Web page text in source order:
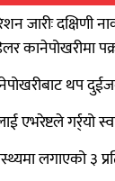
जारीः दक्षिणी
कानेपोखरीमा
थप
एभरेष्टले गर्र्यो
लगाएको ३